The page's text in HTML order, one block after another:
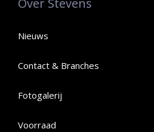
Nieuws
Contact & Branches
Fotogalerij
Voorraad